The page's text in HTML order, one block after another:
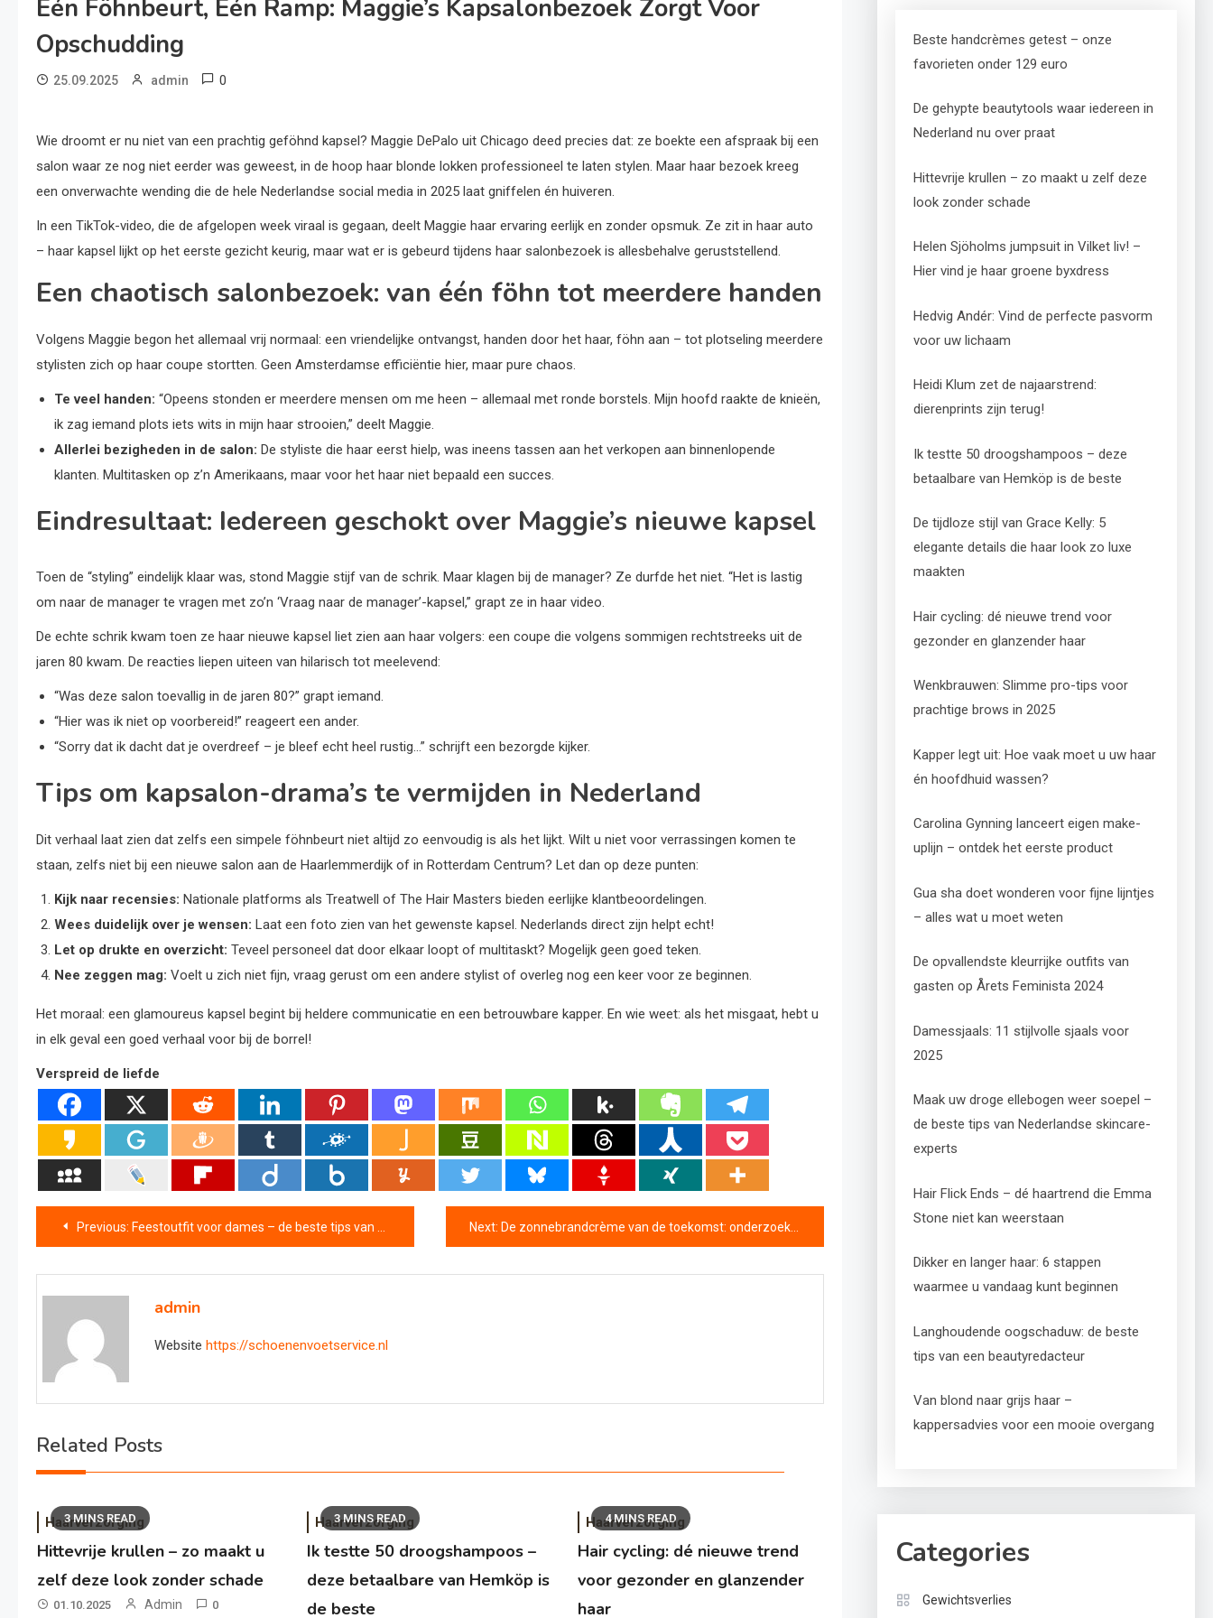
Eén Föhnbeurt, Één Ramp: Maggie’s Kapsalonbezoek Zorgt Voor
Opschudding
25.09.2025 admin 0
Wie droomt er nu niet van een prachtig geföhnd kapsel? Maggie DePalo uit Chicago deed precies dat: ze boekte een afspraak bij een
salon waar ze nog niet eerder was geweest, in de hoop haar blonde lokken professioneel te laten stylen. Maar haar bezoek kreeg
een onverwachte wending die de hele Nederlandse social media in 2025 laat gniffelen én huiveren.
In een TikTok-video, die de afgelopen week viraal is gegaan, deelt Maggie haar ervaring eerlijk en zonder opsmuk. Ze zit in haar auto
– haar kapsel lijkt op het eerste gezicht keurig, maar wat er is gebeurd tijdens haar salonbezoek is allesbehalve geruststellend.
Een chaotisch salonbezoek: van één föhn tot meerdere handen
Volgens Maggie begon het allemaal vrij normaal: een vriendelijke ontvangst, handen door het haar, föhn aan – tot plotseling meerdere
stylisten zich op haar coupe stortten. Geen Amsterdamse efficiëntie hier, maar pure chaos.
Te veel handen: “Opeens stonden er meerdere mensen om me heen – allemaal met ronde borstels. Mijn hoofd raakte de knieën,
ik zag iemand plots iets wits in mijn haar strooien,” deelt Maggie.
Allerlei bezigheden in de salon: De styliste die haar eerst hielp, was ineens tassen aan het verkopen aan binnenlopende
klanten. Multitasken op z’n Amerikaans, maar voor het haar niet bepaald een succes.
Eindresultaat: Iedereen geschokt over Maggie’s nieuwe kapsel
Toen de “styling” eindelijk klaar was, stond Maggie stijf van de schrik. Maar klagen bij de manager? Ze durfde het niet. “Het is lastig
om naar de manager te vragen met zo’n ‘Vraag naar de manager’-kapsel,” grapt ze in haar video.
De echte schrik kwam toen ze haar nieuwe kapsel liet zien aan haar volgers: een coupe die volgens sommigen rechtstreeks uit de
jaren 80 kwam. De reacties liepen uiteen van hilarisch tot meelevend:
“Was deze salon toevallig in de jaren 80?” grapt iemand.
“Hier was ik niet op voorbereid!” reageert een ander.
“Sorry dat ik dacht dat je overdreef – je bleef echt heel rustig…” schrijft een bezorgde kijker.
Tips om kapsalon-drama’s te vermijden in Nederland
Dit verhaal laat zien dat zelfs een simpele föhnbeurt niet altijd zo eenvoudig is als het lijkt. Wilt u niet voor verrassingen komen te
staan, zelfs niet bij een nieuwe salon aan de Haarlemmerdijk of in Rotterdam Centrum? Let dan op deze punten:
Kijk naar recensies: Nationale platforms als Treatwell of The Hair Masters bieden eerlijke klantbeoordelingen.
Wees duidelijk over je wensen: Laat een foto zien van het gewenste kapsel. Nederlands direct zijn helpt echt!
Let op drukte en overzicht: Teveel personeel dat door elkaar loopt of multitaskt? Mogelijk geen goed teken.
Nee zeggen mag: Voelt u zich niet fijn, vraag gerust om een andere stylist of overleg nog een keer voor ze beginnen.
Het moraal: een glamoureus kapsel begint bij heldere communicatie en een betrouwbare kapper. En wie weet: als het misgaat, hebt u
in elk geval een goed verhaal voor bij de borrel!
Verspreid de liefde
Bericht
navigatie
Previous: Feestoutfit voor dames – de beste tips van de mode-expert Next: De zonnebrandcrème van de toekomst: onderzoek naar bescherming in pilvorm
admin
Website https://schoenenvoetservice.nl
Related Posts
3 MINS READ
Haarverzorging
Hittevrije krullen – zo maakt u
zelf deze look zonder schade
01.10.2025 Admin 0
3 MINS READ
Haarverzorging
Ik testte 50 droogshampoos –
deze betaalbare van Hemköp is
de beste
4 MINS READ
Haarverzorging
Hair cycling: dé nieuwe trend
voor gezonder en glanzender
haar
Beste handcrèmes getest – onze
favorieten onder 129 euro
De gehypte beautytools waar iedereen in
Nederland nu over praat
Hittevrije krullen – zo maakt u zelf deze
look zonder schade
Helen Sjöholms jumpsuit in Vilket liv! –
Hier vind je haar groene byxdress
Hedvig Andér: Vind de perfecte pasvorm
voor uw lichaam
Heidi Klum zet de najaarstrend:
dierenprints zijn terug!
Ik testte 50 droogshampoos – deze
betaalbare van Hemköp is de beste
De tijdloze stijl van Grace Kelly: 5
elegante details die haar look zo luxe
maakten
Hair cycling: dé nieuwe trend voor
gezonder en glanzender haar
Wenkbrauwen: Slimme pro-tips voor
prachtige brows in 2025
Kapper legt uit: Hoe vaak moet u uw haar
én hoofdhuid wassen?
Carolina Gynning lanceert eigen make-
uplijn – ontdek het eerste product
Gua sha doet wonderen voor fijne lijntjes
– alles wat u moet weten
De opvallendste kleurrijke outfits van
gasten op Årets Feminista 2024
Damessjaals: 11 stijlvolle sjaals voor
2025
Maak uw droge ellebogen weer soepel –
de beste tips van Nederlandse skincare-
experts
Hair Flick Ends – dé haartrend die Emma
Stone niet kan weerstaan
Dikker en langer haar: 6 stappen
waarmee u vandaag kunt beginnen
Langhoudende oogschaduw: de beste
tips van een beautyredacteur
Van blond naar grijs haar –
kappersadvies voor een mooie overgang
Categories
Gewichtsverlies